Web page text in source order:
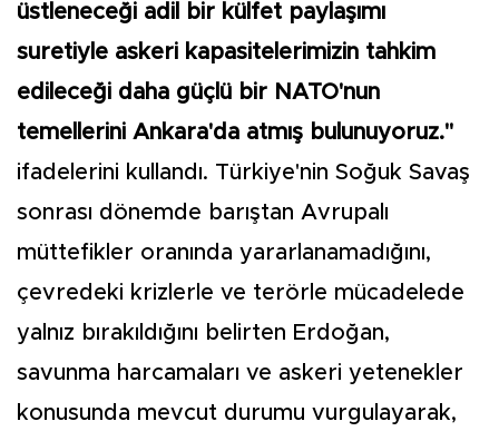
üstleneceği adil bir külfet paylaşımı
suretiyle askeri kapasitelerimizin tahkim
edileceği daha güçlü bir NATO'nun
temellerini Ankara'da atmış bulunuyoruz."
ifadelerini kullandı. Türkiye'nin Soğuk Savaş
sonrası dönemde barıştan Avrupalı
müttefikler oranında yararlanamadığını,
çevredeki krizlerle ve terörle mücadelede
yalnız bırakıldığını belirten Erdoğan,
savunma harcamaları ve askeri yetenekler
konusunda mevcut durumu vurgulayarak,